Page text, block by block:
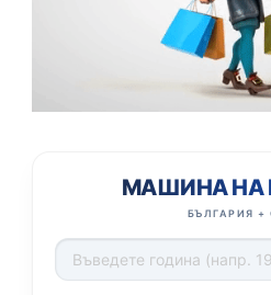
МАШИНА НА
БЪЛГАРИЯ +